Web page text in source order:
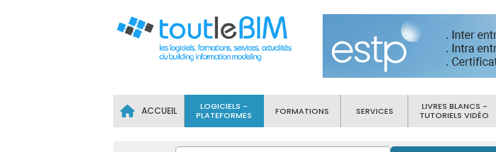
ACCUEIL
LOGICIELS -
PLATEFORMES
FORMATIONS SERVICES
LIVRES BLANCS -
TUTORIELS VIDÉO